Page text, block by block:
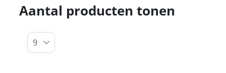
Aantal producten tonen